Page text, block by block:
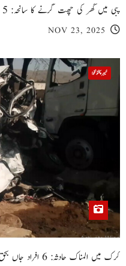
پبی میں گھر کی چھت گرنے کا سانحہ: 5 افراد جان کی بازی ہار گئے، 3 زخمی
NOV 23, 2025
خیبر پختونخوا
کرک میں المناک حادثہ: 6 افراد جاں بحق، متعدد زخمی